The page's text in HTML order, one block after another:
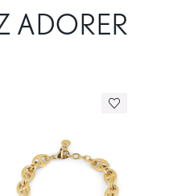
ADORER